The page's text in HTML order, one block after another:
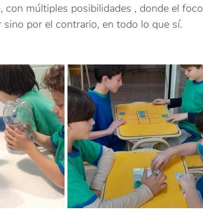
múltiples posibilidades , donde el foco
por el contrario, en todo lo que sí.